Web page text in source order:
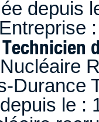
depuis
Technicien
Durance
le :